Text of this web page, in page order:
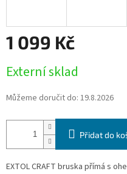
1 099 Kč
cena:
Externí sklad
Můžeme doručit do: 19.8.2026
Přidat do
EXTOL CRAFT bruska přímá s